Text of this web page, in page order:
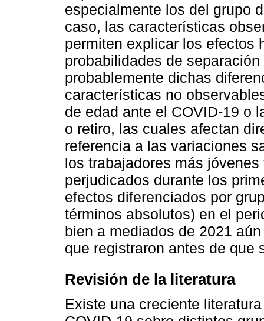
especialmente los del grupo
caso, las características
permiten explicar los efectos
probabilidades de
probablemente dichas
características no
de edad ante el COVID-19 o
o retiro, las cuales afectan
referencia a las variaciones
los trabajadores más
perjudicados durante los
efectos diferenciados por
términos absolutos) en el
bien a mediados de 2021
que registraron antes de que
Revisión de la literatura
Existe una creciente